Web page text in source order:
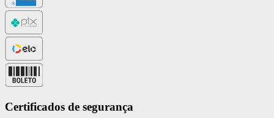
Certificados de segurança